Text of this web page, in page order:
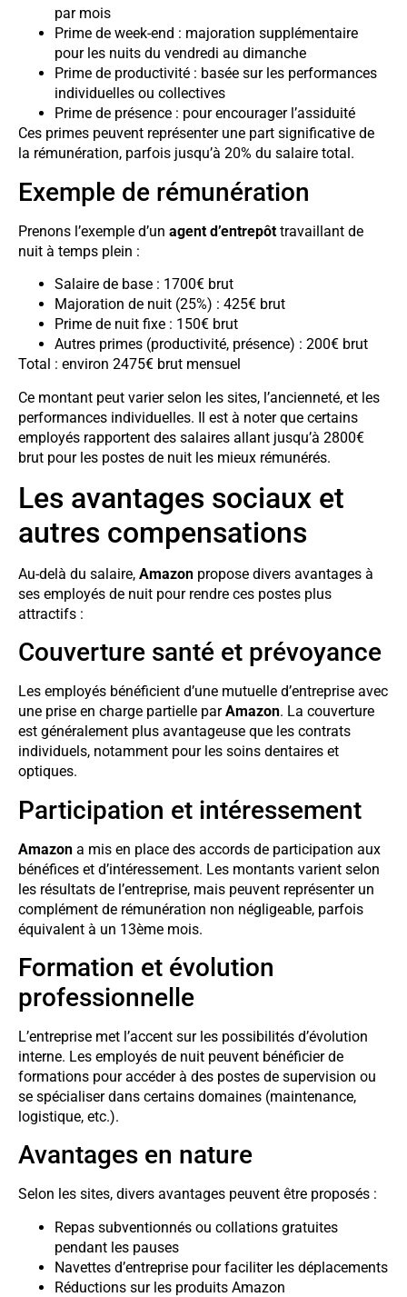
par mois
Prime de week-end : majoration supplémentaire
pour les nuits du vendredi au dimanche
Prime de productivité : basée sur les performances
individuelles ou collectives
Prime de présence : pour encourager l’assiduité
Ces primes peuvent représenter une part significative de
la rémunération, parfois jusqu’à 20% du salaire total.
Exemple de rémunération
Prenons l’exemple d’un agent d’entrepôt travaillant de
nuit à temps plein :
Salaire de base : 1700€ brut
Majoration de nuit (25%) : 425€ brut
Prime de nuit fixe : 150€ brut
Autres primes (productivité, présence) : 200€ brut
Total : environ 2475€ brut mensuel
Ce montant peut varier selon les sites, l’ancienneté, et les
performances individuelles. Il est à noter que certains
employés rapportent des salaires allant jusqu’à 2800€
brut pour les postes de nuit les mieux rémunérés.
Les avantages sociaux et
autres compensations
Au-delà du salaire, Amazon propose divers avantages à
ses employés de nuit pour rendre ces postes plus
attractifs :
Couverture santé et prévoyance
Les employés bénéficient d’une mutuelle d’entreprise avec
une prise en charge partielle parAmazon. La couverture
est généralement plus avantageuse que les contrats
individuels, notamment pour les soins dentaires et
optiques.
Participation et intéressement
Amazon a mis en place des accords de participation aux
bénéfices et d’intéressement. Les montants varient selon
les résultats de l’entreprise, mais peuvent représenter un
complément de rémunération non négligeable, parfois
équivalent à un 13ème mois.
Formation et évolution
professionnelle
L’entreprise met l’accent sur les possibilités d’évolution
interne. Les employés de nuit peuvent bénéficier de
formations pour accéder à des postes de supervision ou
se spécialiser dans certains domaines (maintenance,
logistique, etc.).
Avantages en nature
Selon les sites, divers avantages peuvent être proposés :
Repas subventionnés ou collations gratuites
pendant les pauses
Navettes d’entreprise pour faciliter les déplacements
Réductions sur les produits Amazon